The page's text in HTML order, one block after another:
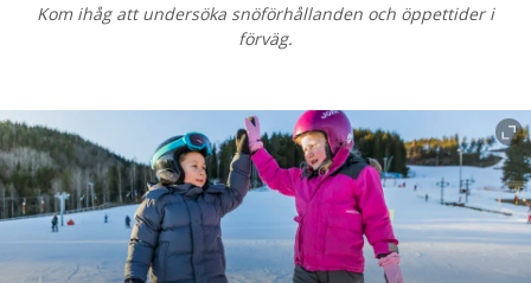
Kom ihåg att undersöka snöförhållanden och öppettider i
förväg.